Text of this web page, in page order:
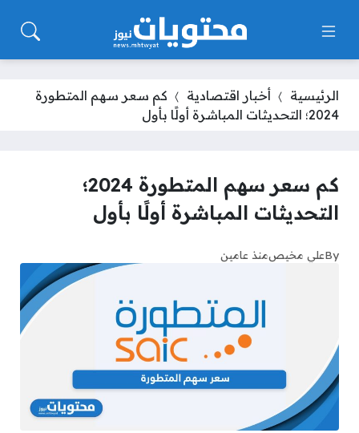
الرئيسية أخبار اقتصادية
كم سعر سهم المتطورة
2024؛ التحديثات المباشرة أولًا بأول
كم سعر سهم المتطورة 2024؛
التحديثات المباشرة أولًا بأول
Byعلي مخيصمنذ عامين